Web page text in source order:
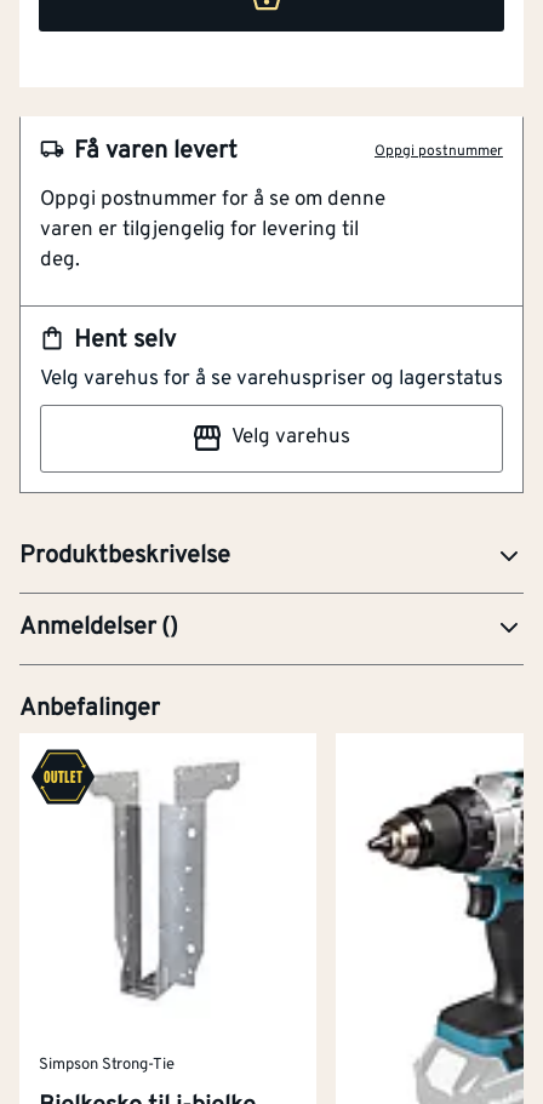
Hent selv
Velg varehus for å se varehuspriser og lagerstatus
Velg varehus
Få varen levert Oppgi postnummer
Oppgi postnummer for å se om denne
varen er tilgjengelig for levering til
deg.
Produktbeskrivelse
NOBB
60779613
Artikkelnummer 101787749
Presis og pålitelig
Kvalitetsmateriale
Kompatibel med 3/8" LP kjede
Enkel montering
Arnold sverd med 3/8" LP og 1,3 mm drivlenke, modell
11095, gir pålitelig og presis ytelse. Et kvalitetsprodukt
fra Arnold, ideelt for bruk i motorsager som krever
Anmeldelser()
Anbefalinger
Simpson Strong-Tie